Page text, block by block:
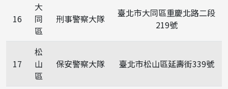
16
大
同
區
刑事警察大隊
臺北市大同區重慶北路二段
219號
17
松
山
區
保安警察大隊 臺北市松山區延壽街339號